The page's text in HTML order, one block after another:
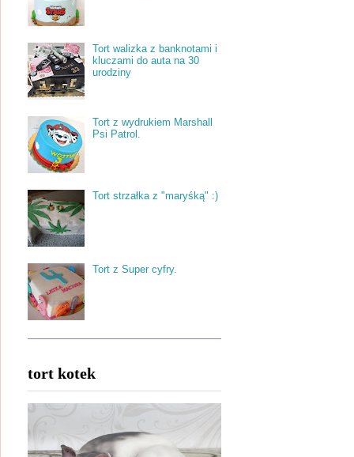
Tort walizka z banknotami i
kluczami do auta na 30
urodziny
Tort z wydrukiem Marshall
Psi Patrol.
Tort strzałka z "maryśką" :)
Tort z Super cyfry.
tort kotek